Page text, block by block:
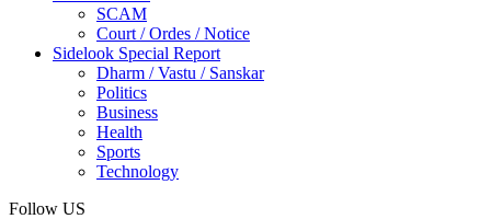
SCAM
Court / Ordes / Notice
Sidelook Special Report
Dharm / Vastu / Sanskar
Politics
Business
Health
Sports
Technology
Follow US